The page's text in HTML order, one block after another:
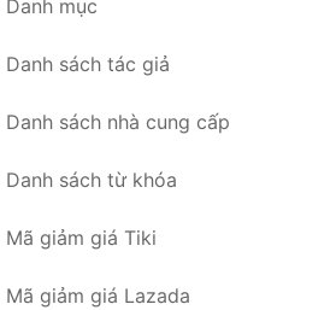
Danh mục
Danh sách tác giả
Danh sách nhà cung cấp
Danh sách từ khóa
Mã giảm giá Tiki
Mã giảm giá Lazada